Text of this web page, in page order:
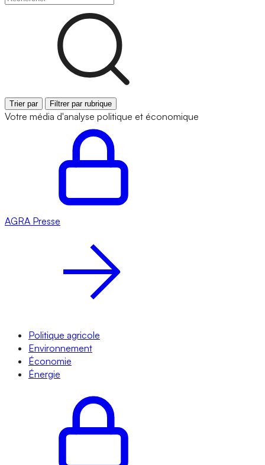
Trier par Filtrer par rubrique
Votre média d'analyse politique et économique
AGRA Presse
Politique agricole
Environnement
Économie
Énergie